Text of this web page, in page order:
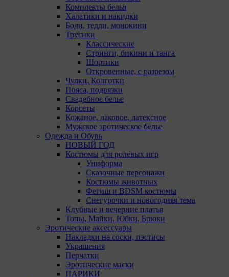
Комплекты белья
Халатики и накидки
Боди, тедди, монокини
Трусики
Классические
Стринги, бикини и танга
Шортики
Откровенные, с разрезом
Чулки, Колготки
Пояса, подвязки
Свадебное белье
Корсеты
Кожаное, лаковое, латексное
Мужское эротическое белье
Одежда и Обувь
НОВЫЙ ГОД
Костюмы для ролевых игр
Униформа
Сказочные персонажи
Костюмы животных
Фетиш и BDSM костюмы
Снегурочки и новогодняя тема
Клубные и вечерние платья
Топы, Майки, Юбки, Брюки
Эротические аксессуары
Накладки на соски, пэстисы
Украшения
Перчатки
Эротические маски
ПАРИКИ
Москва, ул. Льва Толстого, д. 16, 119021.
Политика конфиденциальности Яндекс.
Google Analytics – сервис веб-аналитики,
предоставляемый компанией Google, Inc.
Адрес: Google, Google Data Protection Office,
1600 Amphitheatre Pkwy, Mountain View, CA
94043, USA. Политика конфиденциальности
Matomo — это система веб-аналитики, которая
позволяет следит за доступностью сервисов,
предоставляемых myfin.by. Адрес: ООО «Рэкун
технолоджи», 220069 г. Минск, пр-т
Дзержинского, д.3Б, пом.44.
Pixel Meta- сервис передает данные о действиях
пользователя в рекламный кабинет Meta Ads
Manager. Адрес: Meta Platforms Inc., 1601 Willow
Road ,Menlo Park,CA,94025.
Пиксель VK Рекламы - сервис позволяет
показывать рекламу на площадке VK
пользователям, которые посещали сайт. Адрес:
ООО «ВК», РФ, 125167, г. Москва,
Ленинградский проспект, д. 39, стр. 79, БЦ
«SkyLight».
Рекламные Cookie
Компании, которым мы поручаем обработку данных
для данной цели:
Яндекса рекламная сеть (Yandex Mobile Ads,